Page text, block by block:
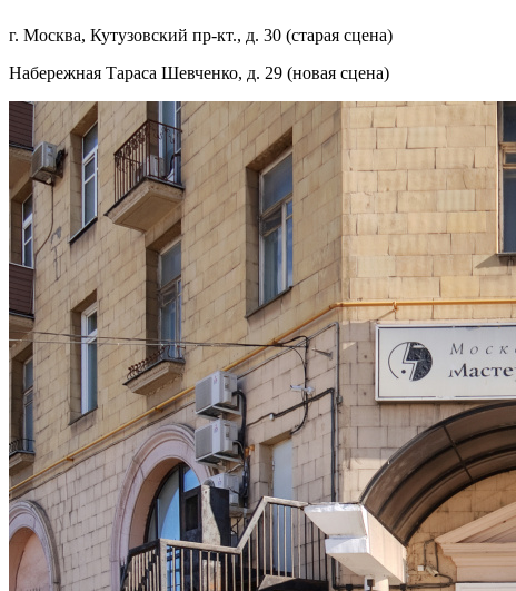
г. Москва, Кутузовский пр-кт., д. 30 (старая сцена)
Набережная Тараса Шевченко, д. 29 (новая сцена)